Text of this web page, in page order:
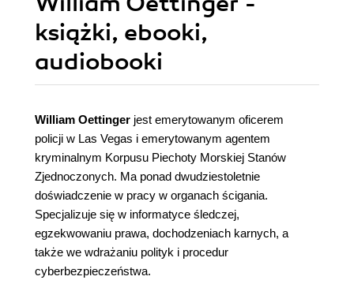
książki, ebooki,
audiobooki
William Oettinger jest emerytowanym oficerem
policji w Las Vegas i emerytowanym agentem
kryminalnym Korpusu Piechoty Morskiej Stanów
Zjednoczonych. Ma ponad dwudziestoletnie
doświadczenie w pracy w organach ścigania.
Specjalizuje się w informatyce śledczej,
egzekwowaniu prawa, dochodzeniach karnych, a
także we wdrażaniu polityk i procedur
cyberbezpieczeństwa.